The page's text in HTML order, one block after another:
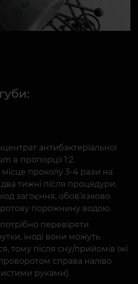
антибактеріальної
в пропорції 1:2.
проколу 3-4 рази на
два тижні після процедури.
загоєння, обов’язково
порожнину водою.
перевіряти
іноді вони можуть
тому після сну/прийомів їжі
справа наліво
руками).